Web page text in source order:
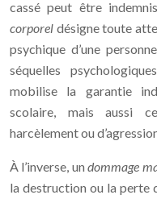
cassé peut être
corporel désigne toute
psychique d’une
séquelles
mobilise la garantie
scolaire, mais aussi
harcèlement ou
À l’inverse, undommage
la destruction ou la perte